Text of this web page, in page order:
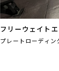
フリーウェイト
プレートローディン